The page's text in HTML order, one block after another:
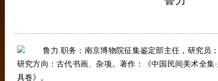
鲁力 职务：南京博物院征集鉴定部主任，研究员
研究方向：古代书画、杂项。著作：《中国民间美术全集
具卷》。